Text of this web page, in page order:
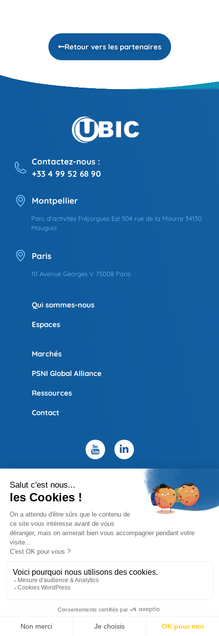
Retour vers les partenaires
Contactez-nous :
+33 4 99 52 68 90
Montpellier
Parc d’activités Fréjorgues Est 504 rue de la Mourre 34130
Mauguio
Paris
10 Avenue Georges V 75008 Paris
Qui sommes-nous
Espaces
Marchés
PSNI Global Alliance
Ressources
Contact
Politique de confidentialité Mentions légales
Site map
Copyright © 2026 UBIC – Design by